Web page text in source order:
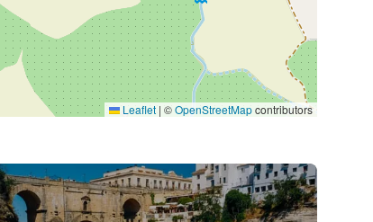
Leaflet | ©OpenStreetMapcontributors